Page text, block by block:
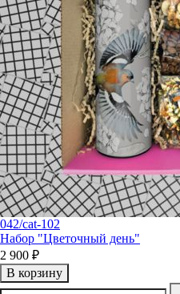
042/cat-102
Набор "Цветочный день"
2 900 ₽
В корзину